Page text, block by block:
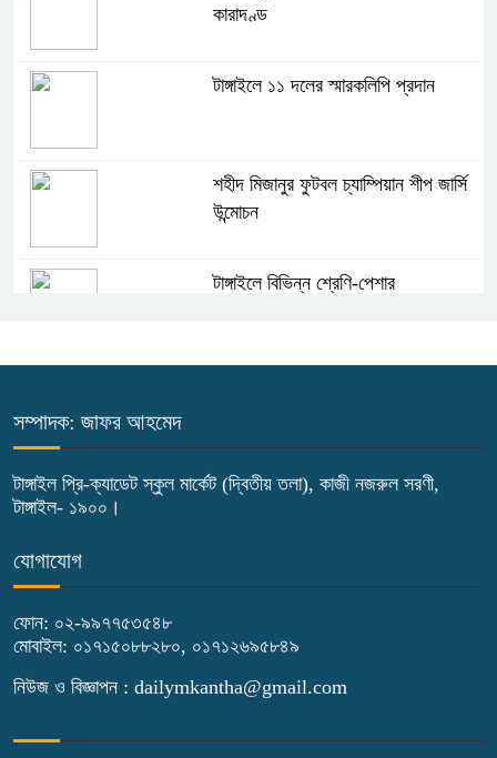
কারাদণ্ড
টাঙ্গাইলে ১১ দলের স্মারকলিপি প্রদান
শহীদ মিজানুর ফুটবল চ্যাম্পিয়ান শীপ জার্সি
উন্মোচন
টাঙ্গাইলে বিভিন্ন শ্রেণি-পেশার
টাঙ্গাইলে জুলাই অভ্যুত্থান দিবসে ১১ দলীয়
৫দিন অনশনের পর বিয়ে, গোপালপুরে সেই
নববধূর ঝুলন্ত মরদেহ উদ্ধার
সম্পাদক: জাফর আহমেদ
টাঙ্গাইল প্রি-ক্যাডেট স্কুল মার্কেট (দ্বিতীয় তলা), কাজী নজরুল সরণী,
টাঙ্গাইল- ১৯০০।
যোগাযোগ
ফোন: ০২-৯৯৭৭৫৩৫৪৮
মোবাইল: ০১৭১৫০৮৮২৮০, ০১৭১২৬৯৫৮৪৯
নিউজ ও বিজ্ঞাপন : dailymkantha@gmail.com